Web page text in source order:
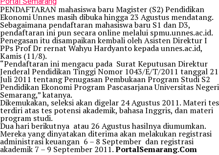
PENDAFTARAN mahasiswa baru Magister (S2) Pendidikan
Ekonomi Unnes masih dibuka hingga 23 Agustus mendatang.
Sebagaimana pendaftaran mahasiswa baru S1 dan D3,
pendaftaran ini pun secara online melalui spmu.unnes.ac.id.
Penegasan itu disampaikan kembali oleh Asisten Direktur I
PPs Prof Dr rernat Wahyu Hardyanto kepada unnes.ac.id,
Kamis (11/8).
“Pendaftaran ini mengacu pada Surat Keputusan Direktur
Jenderal Pendidikan Tinggi Nomor 1043/E/T/2011 tanggal 21
Juli 2011 tentang Penugasan Pembukaan Program Studi S2
Pendidikan Ekonomi Program Pascasarjana Universitas Negeri
Semarang,” katanya.
Dikemukakan, seleksi akan digelar 24 Agustus 2011. Materi tes
terdiri atas tes potensi akademik, bahasa Inggris, dan materi
program studi.
Dua hari berikutnya atau 26 Agustus hasilnya diumumkan.
Mereka yang dinyatakan diterima akan melakukan registrasi
administrasi keuangan 6 – 8 September dan registrasi
akademik 7 – 9 September 2011.PortalSemarang.Com